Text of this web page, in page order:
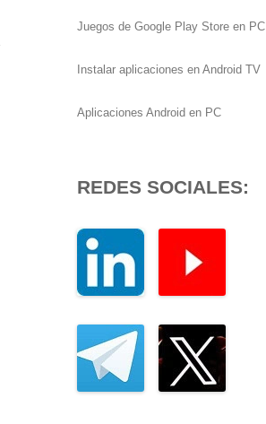
Juegos de Google Play Store en PC
Instalar aplicaciones en Android TV
Aplicaciones Android en PC
REDES SOCIALES: